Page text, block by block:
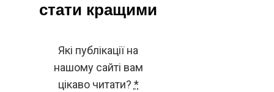
стати кращими
Які публікації на
нашому сайті вам
цікаво читати? *